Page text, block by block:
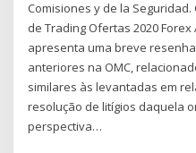
Comisiones y de la
de Trading Ofertas 2020
apresenta uma breve
anteriores na OMC,
similares às levantadas em
resolução de litígios daquela
perspectiva…